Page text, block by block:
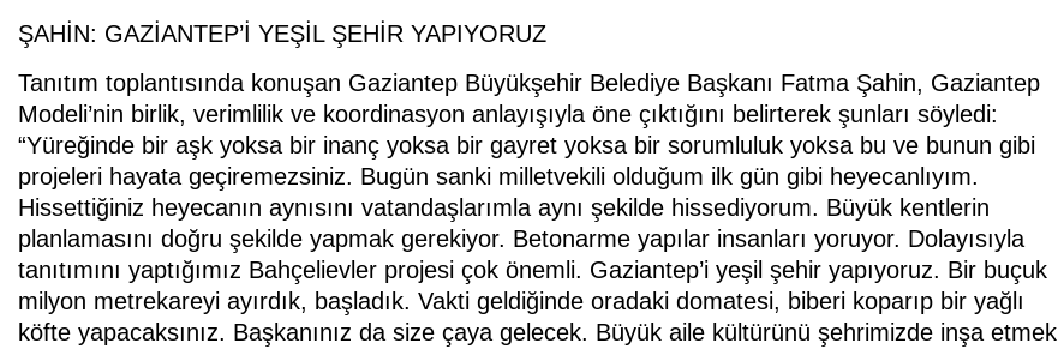
ŞAHİN: GAZİANTEP’İ YEŞİL ŞEHİR YAPIYORUZ
Tanıtım toplantısında konuşan Gaziantep Büyükşehir Belediye Başkanı Fatma Şahin, Gaziantep
Modeli’nin birlik, verimlilik ve koordinasyon anlayışıyla öne çıktığını belirterek şunları söyledi:
“Yüreğinde bir aşk yoksa bir inanç yoksa bir gayret yoksa bir sorumluluk yoksa bu ve bunun gibi
projeleri hayata geçiremezsiniz. Bugün sanki milletvekili olduğum ilk gün gibi heyecanlıyım.
Hissettiğiniz heyecanın aynısını vatandaşlarımla aynı şekilde hissediyorum. Büyük kentlerin
planlamasını doğru şekilde yapmak gerekiyor. Betonarme yapılar insanları yoruyor. Dolayısıyla
tanıtımını yaptığımız Bahçelievler projesi çok önemli. Gaziantep’i yeşil şehir yapıyoruz. Bir buçuk
milyon metrekareyi ayırdık, başladık. Vakti geldiğinde oradaki domatesi, biberi koparıp bir yağlı
köfte yapacaksınız. Başkanınız da size çaya gelecek. Büyük aile kültürünü şehrimizde inşa etmek